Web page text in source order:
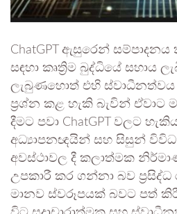
ChatGPT ඇසුරෙන්
සඳහා කෘත්‍රිම බුද්ධියේ සහාය
ලැබුණහොත් එහි
ප්‍රශ්න කළ හැකි බැවින් ඒවාට
දීමට පවා ChatGPT වලට
අධ්‍යාපනඥයින් සහ සිසුන්
අවස්ථාවල දී කලාත්මක
උපකාරී කර ගන්නා බව
මානව ස්වරූපයක් බවට පත්